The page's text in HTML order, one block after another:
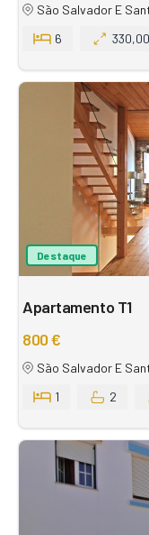
São Salvador E
6
Destaque
Apartamento T1
800 €
São Salvador E
1
2